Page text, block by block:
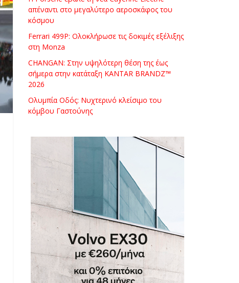
απέναντι στο μεγαλύτερο αεροσκάφος του
κόσμου
Ferrari 499P: Ολοκλήρωσε τις δοκιμές εξέλιξης
στη Monza
CHANGAN: Στην υψηλότερη θέση της έως
σήμερα στην κατάταξη KANTAR BRANDZ™
2026
Ολυμπία Οδός: Νυχτερινό κλείσιμο του
κόμβου Γαστούνης